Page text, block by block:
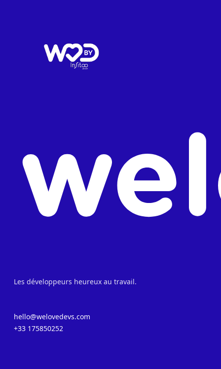
Les développeurs heureux au travail.
hello@welovedevs.com
+33 175850252